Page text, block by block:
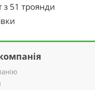
з 51 троянди